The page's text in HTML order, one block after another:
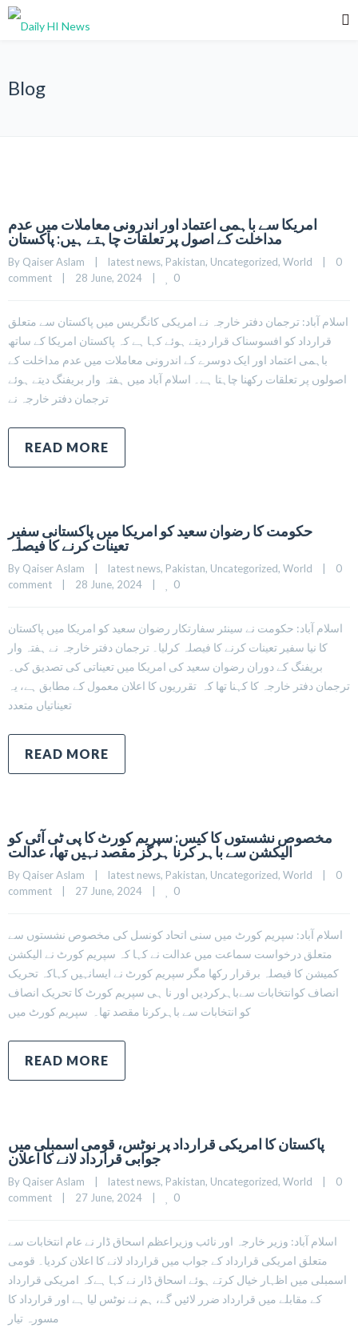
Blog
امریکا سے باہمی اعتماد اور اندرونی معاملات میں عدم
مداخلت کے اصول پر تعلقات چاہتے ہیں: پاکستان
By Qaiser Aslam latest news, Pakistan, Uncategorized, World
0
comment
28 June, 2024 0
اسلام آباد: ترجمان دفتر خارجہ نے امریکی کانگریس میں پاکستان سے متعلق
قرارداد کو افسوسناک قرار دیتے ہوئے کہا ہے کہ پاکستان امریکا کے ساتھ
باہمی اعتماد اور ایک دوسرے کے اندرونی معاملات میں عدم مداخلت کے
اصولوں پر تعلقات رکھنا چاہتا ہے۔ اسلام آباد میں ہفتہ وار بریفنگ دیتے ہوئے
ترجمان دفتر خارجہ نے
READ MORE
حکومت کا رضوان سعید کو امریکا میں پاکستانی سفیر
تعینات کرنے کا فیصلہ
By Qaiser Aslam latest news, Pakistan, Uncategorized, World
0
comment
28 June, 2024 0
اسلام آباد: حکومت نے سینئر سفارتکار رضوان سعید کو امریکا میں پاکستان
کا نیا سفیر تعینات کرنے کا فیصلہ کرلیا۔ ترجمان دفتر خارجہ نے ہفتہ وار
بریفنگ کے دوران رضوان سعید کی امریکا میں تعیناتی کی تصدیق کی۔
ترجمان دفتر خارجہ کا کہنا تھا کہ تقرریوں کا اعلان معمول کے مطابق ہے، یہ
تعیناتیاں متعدد
READ MORE
مخصوص نشستوں کا کیس: سپریم کورٹ کا پی ٹی آئی کو
الیکشن سے باہر کرنا ہرگز مقصد نہیں تھا، عدالت
By Qaiser Aslam latest news, Pakistan, Uncategorized, World
0
comment
27 June, 2024 0
اسلام آباد: سپریم کورٹ میں سنی اتحاد کونسل کی مخصوص نشستوں سے
متعلق درخواست سماعت میں عدالت نے کہا کہ سپریم کورٹ نے الیکشن
کمیشن کا فیصلہ برقرار رکھا مگر سپریم کورٹ نے ایسانہیں کہاکہ تحریک
انصاف کوانتخابات سےباہرکردیں اور نا ہی سپریم کورٹ کا تحریک انصاف
کو انتخابات سے باہرکرنا مقصد تھا۔ سپریم کورٹ میں
READ MORE
پاکستان کا امریکی قرارداد پر نوٹس، قومی اسمبلی میں
جوابی قرارداد لانے کا اعلان
By Qaiser Aslam latest news, Pakistan, Uncategorized, World
0
comment
27 June, 2024 0
اسلام آباد: وزیر خارجہ اور نائب وزیراعظم اسحاق ڈار نے عام انتخابات سے
متعلق امریکی قرارداد کے جواب میں قرارداد لانے کا اعلان کردیا۔ قومی
اسمبلی میں اظہار خیال کرتے ہوئے اسحاق ڈار نے کہا ہےکہ امریکی قرارداد
کے مقابلے میں قرارداد ضرر لائیں گے، ہم نے نوٹس لیا ہے اور قرارداد کا
مسورہ تیار